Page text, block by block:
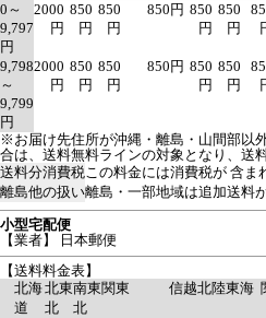
0～
9,797
円
2000
円
850
円
850
円
850円 850
円
850
円
9,798
～
9,799
円
2000
円
850
円
850
円
850円 850
円
850
円
※お届け先住所が沖縄・離島・山間部以
合は、送料無料ラインの対象となり、送
送料分消費税この料金には消費税が 含ま
離島他の扱い離島・一部地域は追加送料
小型宅配便
【業者】 日本郵便
【送料料金表】
北海
道
北東
北
南東
北
関東 信越北陸東海